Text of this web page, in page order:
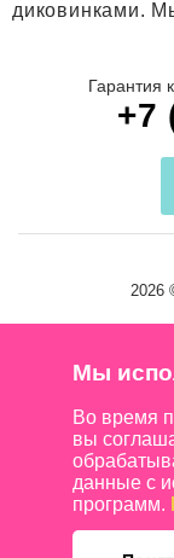
диковинками.
Гарантия
+7
2026
Мы
Во время
вы
данные с
программ.